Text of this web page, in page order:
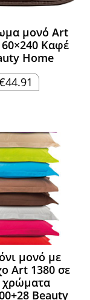
μονό Art
Καφέ
Home
44.91 Η
τρέχουσα
μονό με
Art 1380 σε
χρώματα
Beauty